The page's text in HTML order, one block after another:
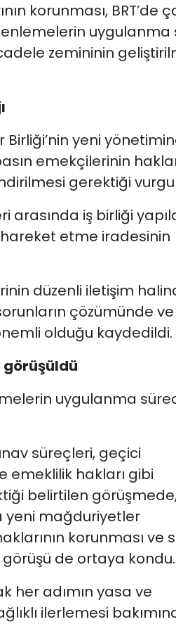
korunması, BRT’de
uygulanma
zemininin
Birliği’nin yeni
emekçilerinin
gerektiği
iş birliği
etme iradesinin
düzenli iletişim
çözümünde ve
olduğu kaydedildi.
görüşüldü
uygulanma
süreçleri, geçici
emeklilik hakları gibi
belirtilen
yeni mağduriyetler
korunması ve
de ortaya kondu.
her adımın yasa ve
ilerlemesi